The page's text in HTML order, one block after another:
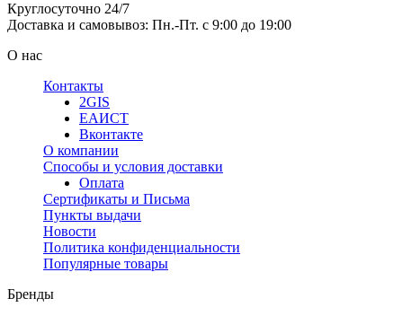
Круглосуточно 24/7
Доставка и самовывоз: Пн.-Пт. с 9:00 до 19:00
О нас
Контакты
2GIS
ЕАИСТ
Вконтакте
О компании
Способы и условия доставки
Оплата
Сертификаты и Письма
Пункты выдачи
Новости
Политика конфиденциальности
Популярные товары
Бренды